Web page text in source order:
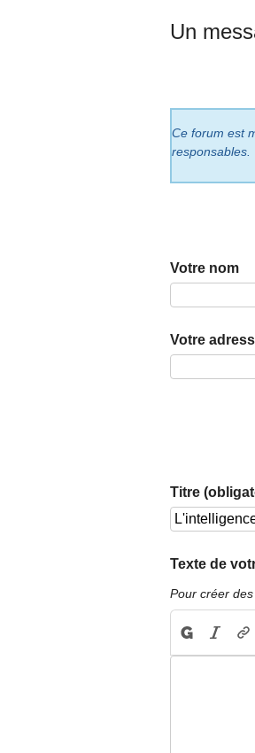
Un
Ce forum est
responsables.
Votre nom
Votre
Titre
Texte de
Pour créer